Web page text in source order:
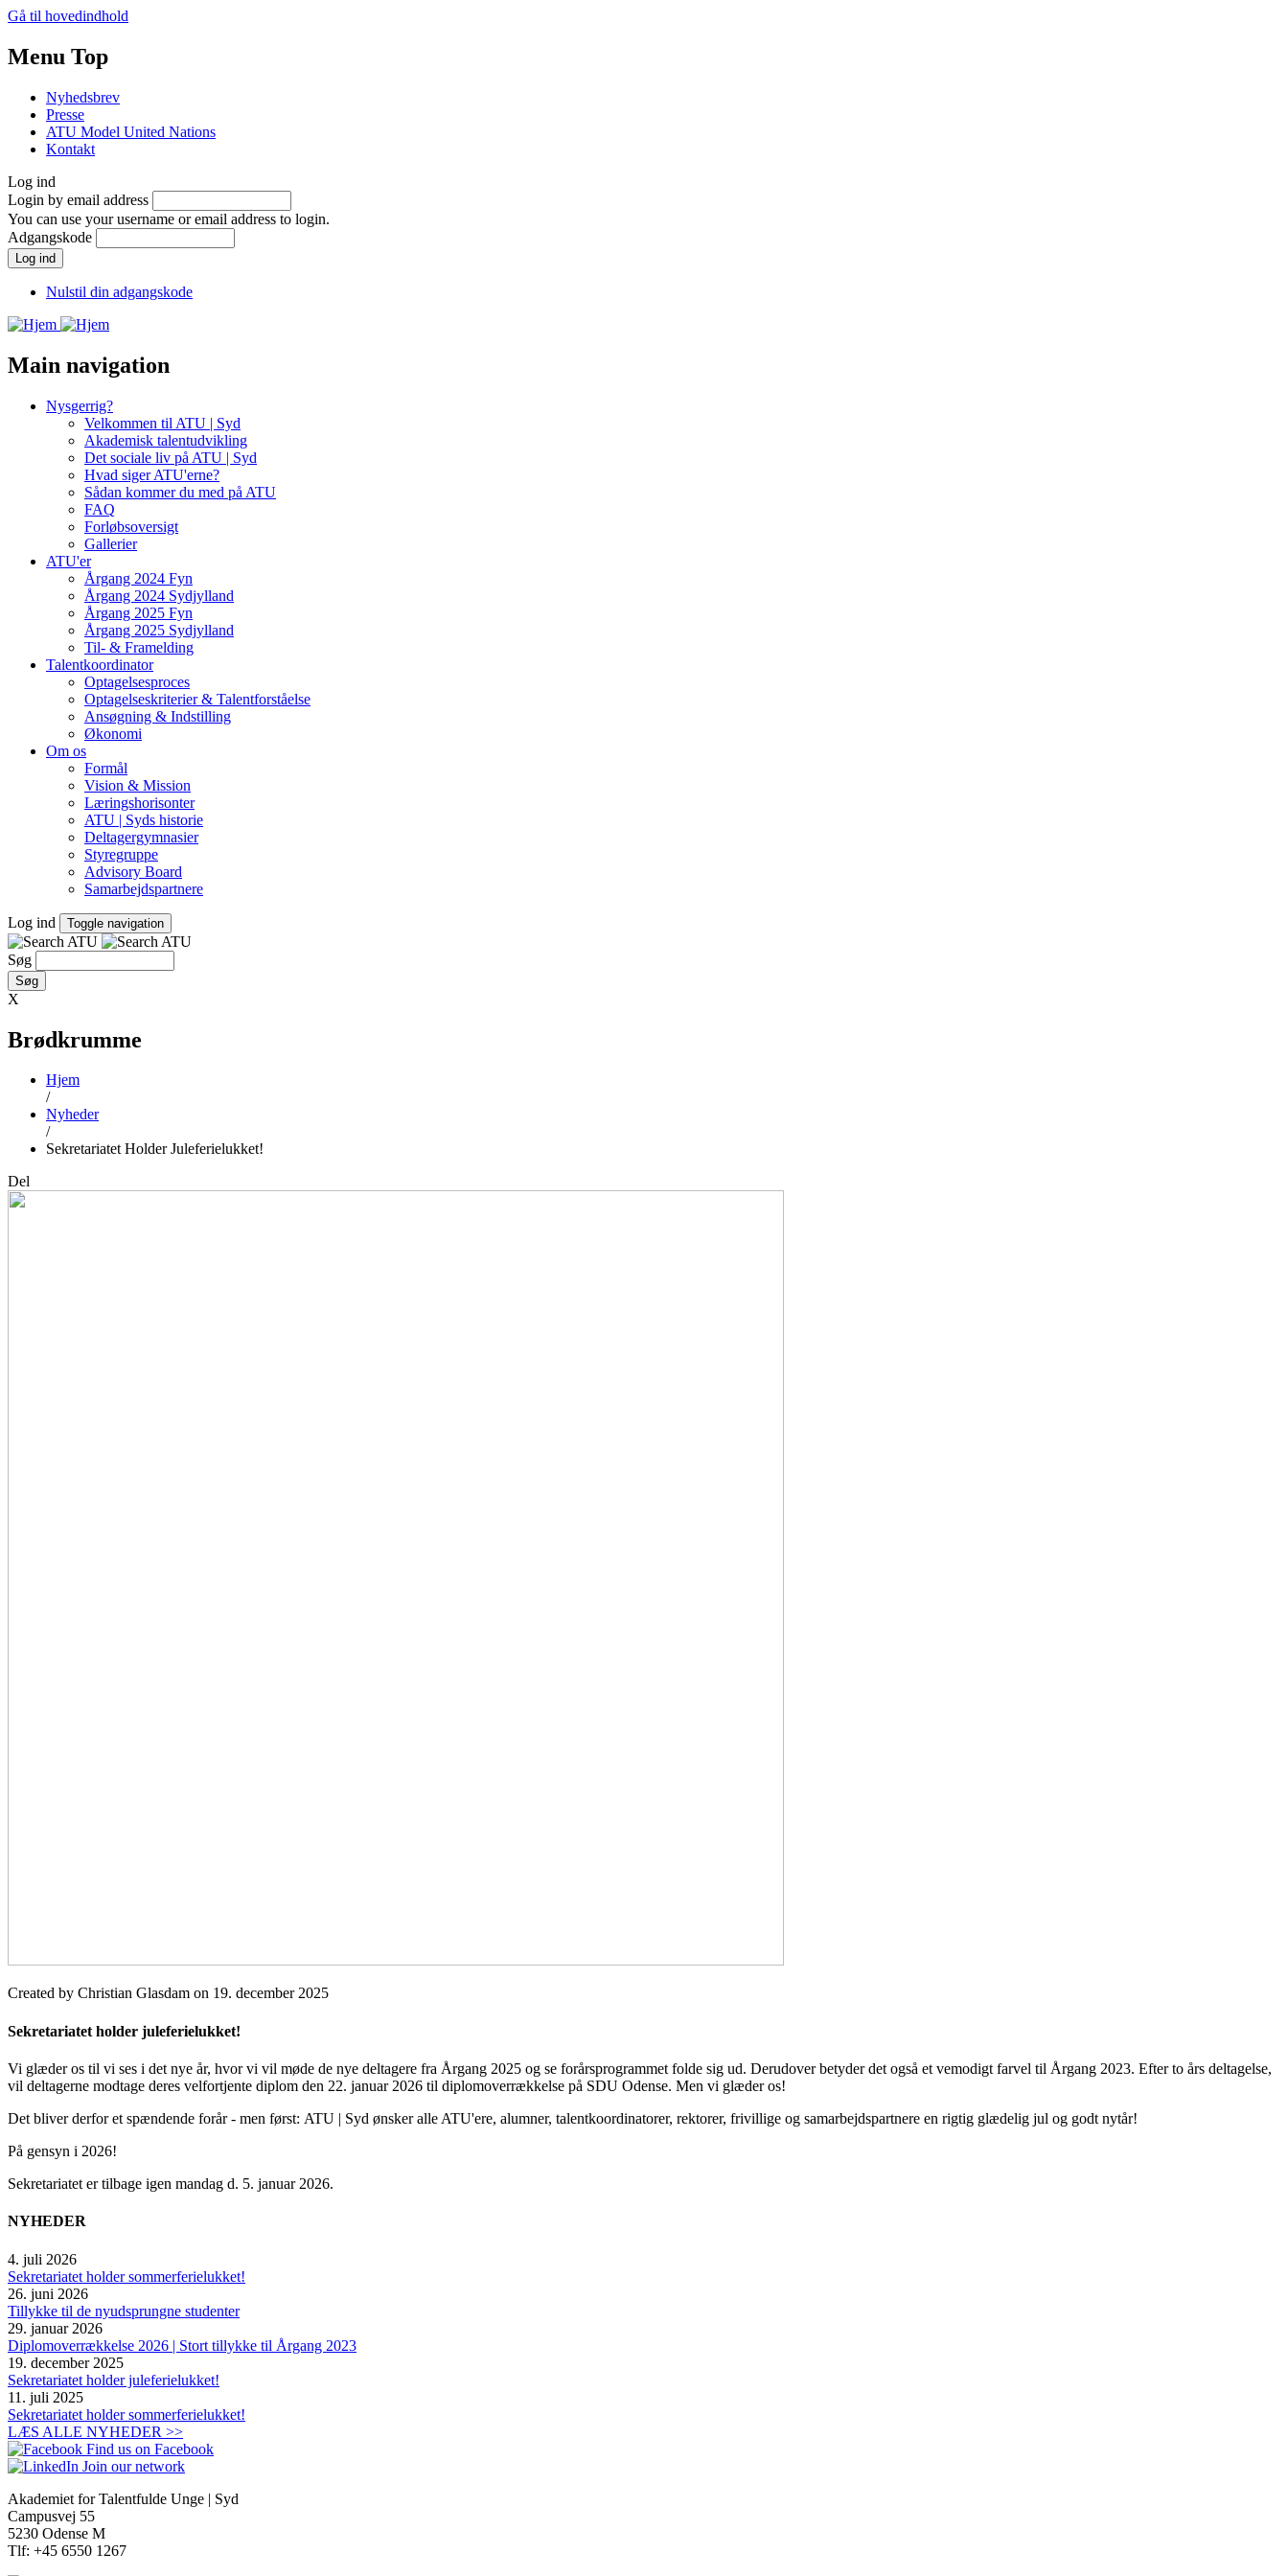
Gå til hovedindhold
Menu Top
Nyhedsbrev
Presse
ATU Model United Nations
Kontakt
Log ind
Login by email address
You can use your username or email address to login.
Adgangskode
Nulstil din adgangskode
Main navigation
Nysgerrig?
Velkommen til ATU | Syd
Akademisk talentudvikling
Det sociale liv på ATU | Syd
Hvad siger ATU'erne?
Sådan kommer du med på ATU
FAQ
Forløbsoversigt
Gallerier
ATU'er
Årgang 2024 Fyn
Årgang 2024 Sydjylland
Årgang 2025 Fyn
Årgang 2025 Sydjylland
Til- & Framelding
Talentkoordinator
Optagelsesproces
Optagelseskriterier & Talentforståelse
Ansøgning & Indstilling
Økonomi
Om os
Formål
Vision & Mission
Læringshorisonter
ATU | Syds historie
Deltagergymnasier
Styregruppe
Advisory Board
Samarbejdspartnere
Log ind Toggle navigation
Søg
X
Brødkrumme
Hjem
/
Nyheder
/
Sekretariatet Holder Juleferielukket!
Del
Created by Christian Glasdam on 19. december 2025
Sekretariatet holder juleferielukket!
Vi glæder os til vi ses i det nye år, hvor vi vil møde de nye deltagere fra Årgang 2025 og se forårsprogrammet folde sig ud. Derudover betyder det også et vemodigt farvel til Årgang 2023. Efter to års deltagelse,
vil deltagerne modtage deres velfortjente diplom den 22. januar 2026 til diplomoverrækkelse på SDU Odense. Men vi glæder os!
Det bliver derfor et spændende forår - men først: ATU | Syd ønsker alle ATU'ere, alumner, talentkoordinatorer, rektorer, frivillige og samarbejdspartnere en rigtig glædelig jul og godt nytår!
På gensyn i 2026!
Sekretariatet er tilbage igen mandag d. 5. januar 2026.
NYHEDER
4. juli 2026
Sekretariatet holder sommerferielukket!
26. juni 2026
Tillykke til de nyudsprungne studenter
29. januar 2026
Diplomoverrækkelse 2026 | Stort tillykke til Årgang 2023
19. december 2025
Sekretariatet holder juleferielukket!
11. juli 2025
Sekretariatet holder sommerferielukket!
LÆS ALLE NYHEDER >>
Find us on Facebook
Join our network
Akademiet for Talentfulde Unge | Syd
Campusvej 55
5230 Odense M
Tlf: +45 6550 1267